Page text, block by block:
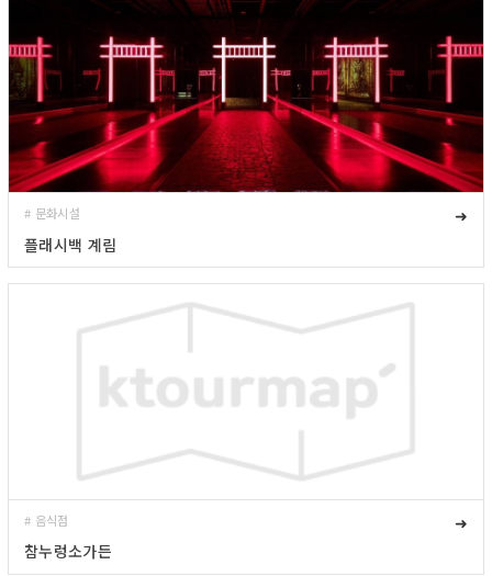
# 문화시설
➜
플래시백 계림
# 음식점
➜
참누렁소가든